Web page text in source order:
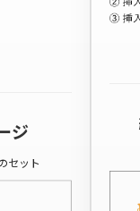
ジ
セット